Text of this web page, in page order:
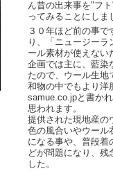
ん昔の出来事を"フ
ってみることにしま
３０年ほど前の事
り、「ニュージー
ール素材が使えない
企画では主に、藍染
たので、ウール生地
和物の中でもより洋
samue.co.jpと書か
思われます。
提供された現地産の
色の風合いやウール
になる事や、普段着
どが問題になり、
した。